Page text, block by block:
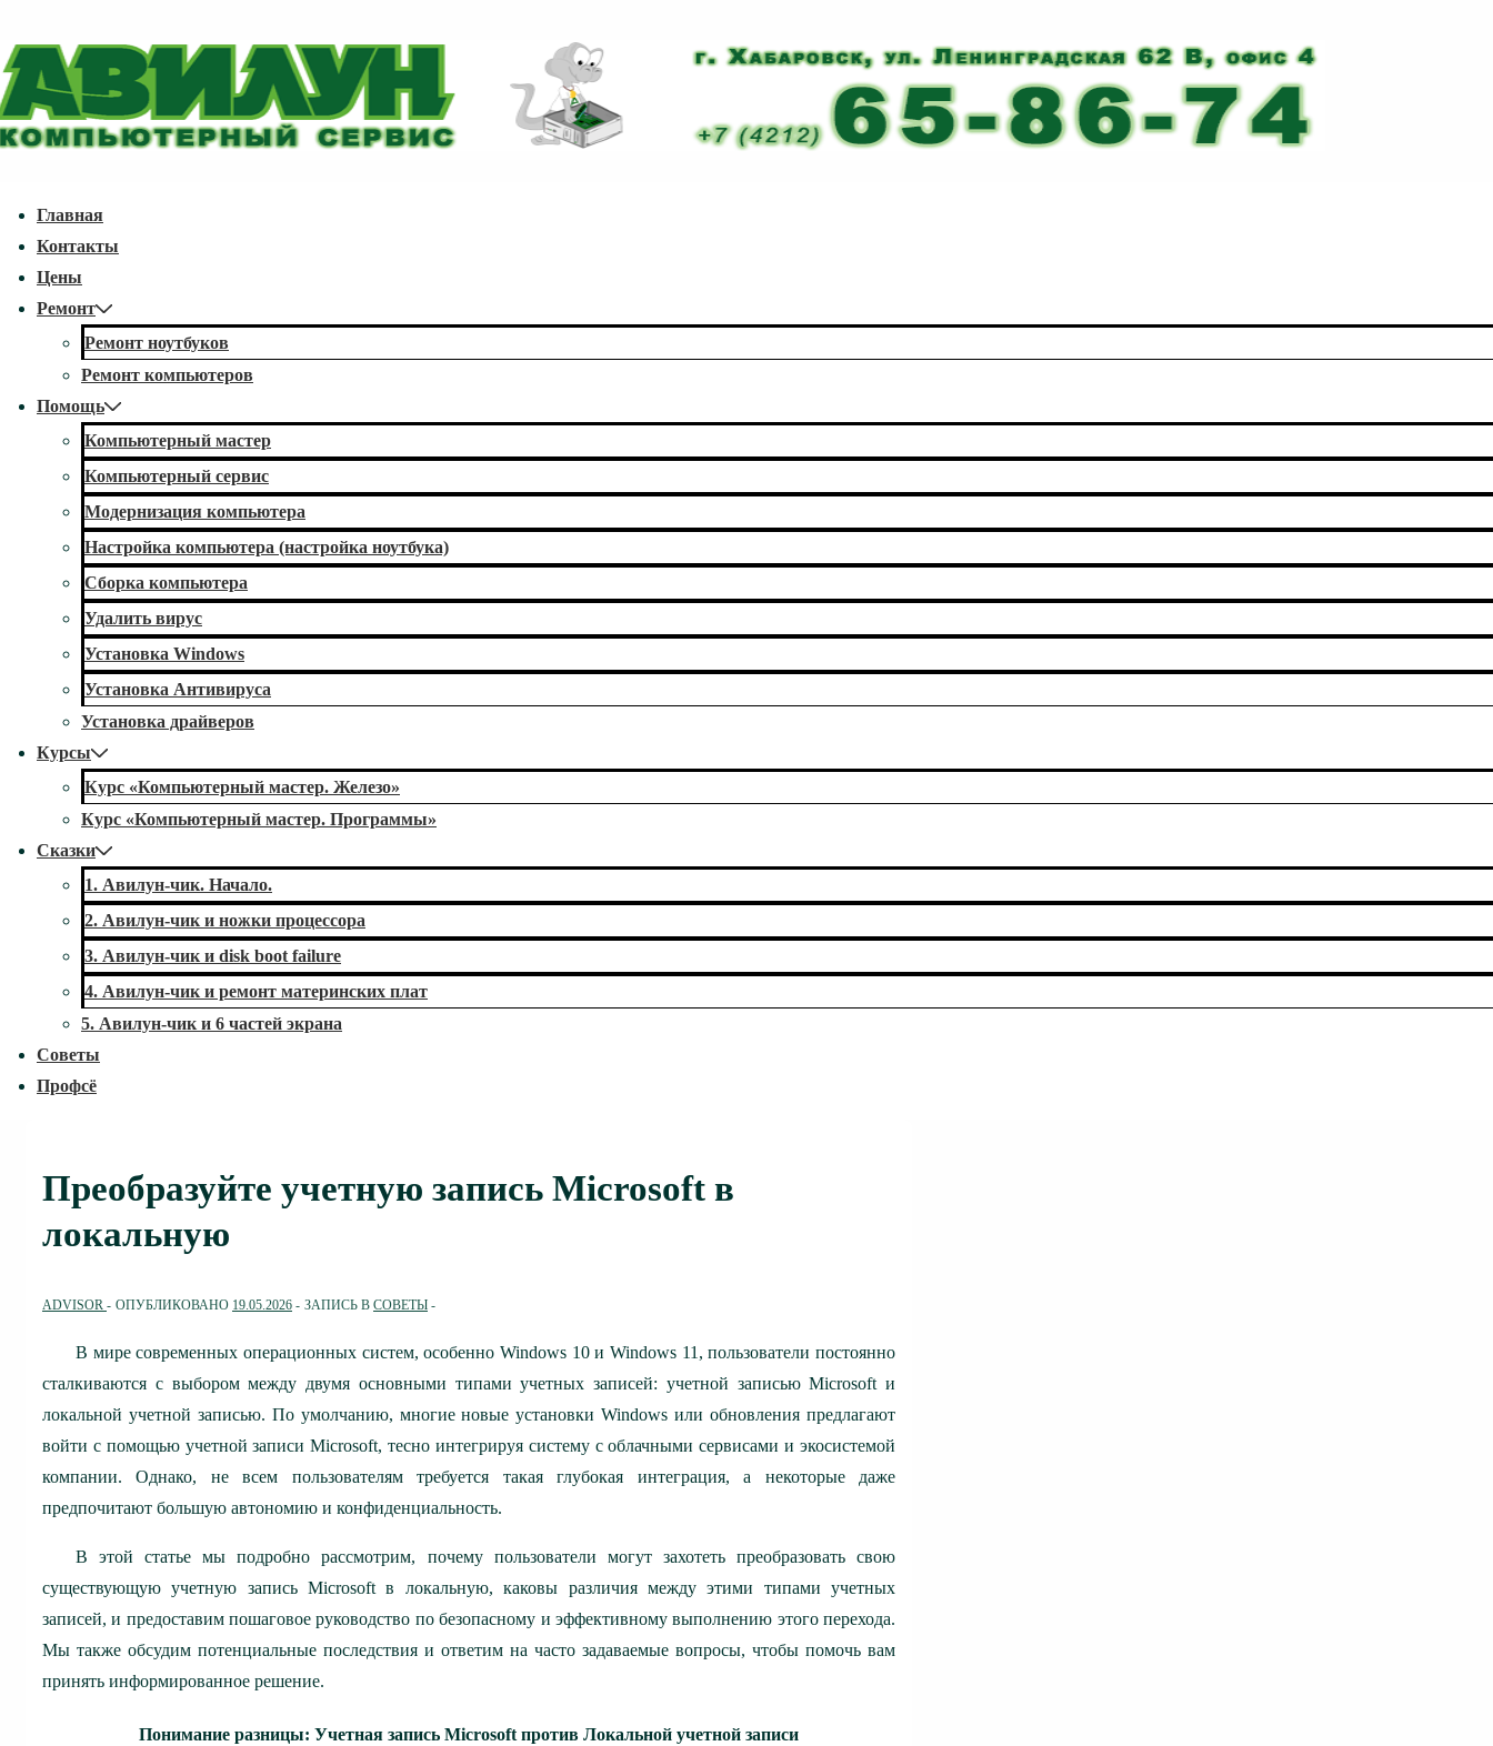
Перейти
к
основному
содержимому
Главная
Контакты
Цены
Ремонт
Ремонт ноутбуков
Ремонт компьютеров
Помощь
Компьютерный мастер
Компьютерный сервис
Модернизация компьютера
Настройка компьютера (настройка ноутбука)
Сборка компьютера
Удалить вирус
Установка Windows
Установка Антивируса
Установка драйверов
Курсы
Курс «Компьютерный мастер. Железо»
Курс «Компьютерный мастер. Программы»
Сказки
1. Авилун-чик. Начало.
2. Авилун-чик и ножки процессора
3. Авилун-чик и disk boot failure
4. Авилун-чик и ремонт материнских плат
5. Авилун-чик и 6 частей экрана
Советы
Профсё
Преобразуйте учетную запись Microsoft в
локальную
ADVISOR ОПУБЛИКОВАНО 19.05.2026 ЗАПИСЬ В СОВЕТЫ
В мире современных операционных систем, особенно Windows 10 и Windows 11, пользователи постоянно
сталкиваются с выбором между двумя основными типами учетных записей: учетной записью Microsoft и
локальной учетной записью. По умолчанию, многие новые установки Windows или обновления предлагают
войти с помощью учетной записи Microsoft, тесно интегрируя систему с облачными сервисами и экосистемой
компании. Однако, не всем пользователям требуется такая глубокая интеграция, а некоторые даже
предпочитают большую автономию и конфиденциальность.
В этой статье мы подробно рассмотрим, почему пользователи могут захотеть преобразовать свою
существующую учетную запись Microsoft в локальную, каковы различия между этими типами учетных
записей, и предоставим пошаговое руководство по безопасному и эффективному выполнению этого перехода.
Мы также обсудим потенциальные последствия и ответим на часто задаваемые вопросы, чтобы помочь вам
принять информированное решение.
Понимание разницы: Учетная запись Microsoft против Локальной учетной записи